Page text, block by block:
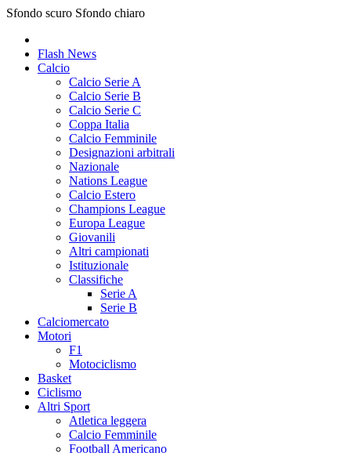
Sfondo scuro Sfondo chiaro
Flash News
Calcio
Calcio Serie A
Calcio Serie B
Calcio Serie C
Coppa Italia
Calcio Femminile
Designazioni arbitrali
Nazionale
Nations League
Calcio Estero
Champions League
Europa League
Giovanili
Altri campionati
Istituzionale
Classifiche
Serie A
Serie B
Calciomercato
Motori
F1
Motociclismo
Basket
Ciclismo
Altri Sport
Atletica leggera
Calcio Femminile
Football Americano